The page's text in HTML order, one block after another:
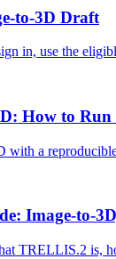
to-3D Draft
in, use the
How to
a
Image-to-
TRELLIS.2 is,